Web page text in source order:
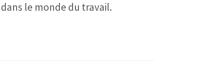
le monde du travail.